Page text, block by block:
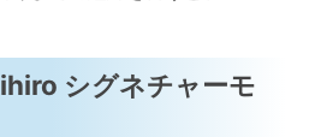
シグネチャーモ